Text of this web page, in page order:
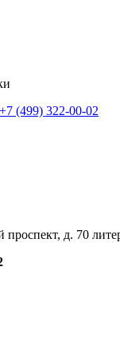
+7 (499) 322-00-02
проспект, д. 70